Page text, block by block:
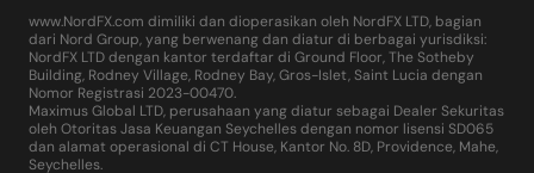
www.NordFX.com dimiliki dan dioperasikan oleh NordFX LTD, bagian
dari Nord Group, yang berwenang dan diatur di berbagai yurisdiksi:
NordFX LTD dengan kantor terdaftar di Ground Floor, The Sotheby
Building, Rodney Village, Rodney Bay, Gros-Islet, Saint Lucia dengan
Nomor Registrasi 2023-00470.
Maximus Global LTD, perusahaan yang diatur sebagai Dealer Sekuritas
oleh Otoritas Jasa Keuangan Seychelles dengan nomor lisensi SD065
dan alamat operasional di CT House, Kantor No. 8D, Providence, Mahe,
Seychelles.